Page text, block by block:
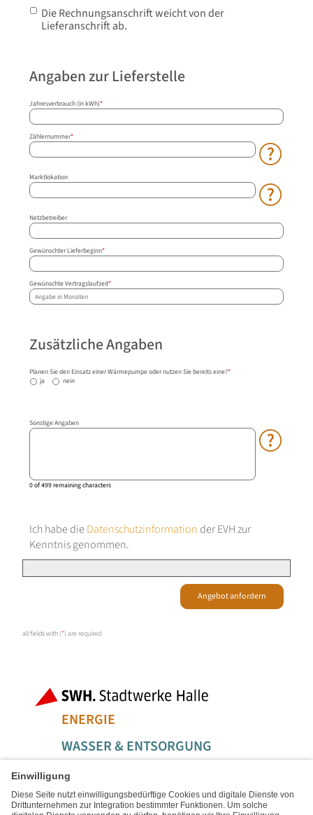
Die Rechnungsanschrift weicht von der
Lieferanschrift ab.
Angaben zur Lieferstelle
Jahresverbrauch (in kWh)*
Zählernummer*
Marktlokation
Netzbetreiber
Gewünschter Lieferbeginn*
Gewünschte Vertragslaufzeit*
Zusätzliche Angaben
Planen Sie den Einsatz einer Wärmepumpe oder nutzen Sie bereits eine?*
ja
nein
Sonstige Angaben
0 of 499 remaining characters
Ich habe die Datenschutzinformation der EVH zur
Kenntnis genommen.
Angebot anfordern
all fields with (*) are required
Bereiche der
ENERGIE
WASSER & ENTSORGUNG
MOBILITÄT & LOGISTIK
SERVICE & FREIZEIT